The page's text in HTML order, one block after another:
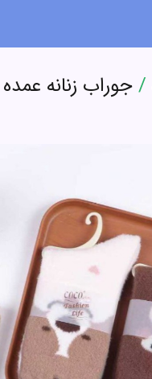
/جوراب زنانه عمده